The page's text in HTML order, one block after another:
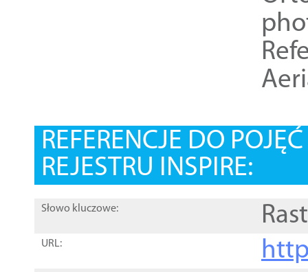
REFERENCJE DO
REJESTRU INSPIRE:
Słowo kluczowe:
URL: